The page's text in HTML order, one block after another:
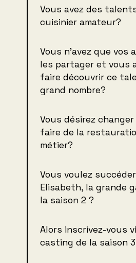
Vous avez des
cuisinier amateur?
Vous n’avez que vos
les partager et vous
faire découvrir ce
grand nombre?
Vous désirez
faire de la
métier?
Vous voulez
Elisabeth, la grande
la saison 2 ?
Alors inscrivez-vous
casting de la saison